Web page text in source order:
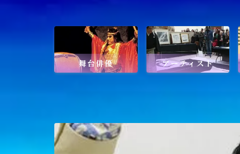
文化・芸術活動
社会貢献 社会貢献
スポーツ
舞台俳優 アーティスト